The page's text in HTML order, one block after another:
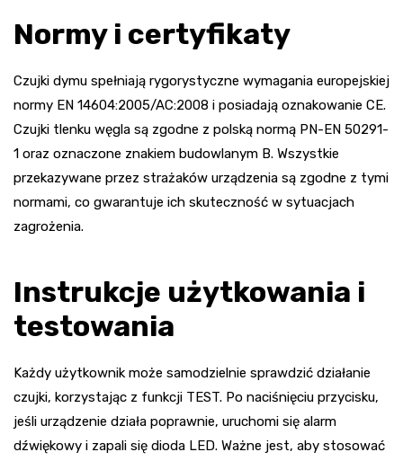
Normy i certyfikaty
Czujki dymu spełniają rygorystyczne wymagania europejskiej
normy EN 14604:2005/AC:2008 i posiadają oznakowanie CE.
Czujki tlenku węgla są zgodne z polską normą PN-EN 50291-
1 oraz oznaczone znakiem budowlanym B. Wszystkie
przekazywane przez strażaków urządzenia są zgodne z tymi
normami, co gwarantuje ich skuteczność w sytuacjach
zagrożenia.
Instrukcje użytkowania i
testowania
Każdy użytkownik może samodzielnie sprawdzić działanie
czujki, korzystając z funkcji TEST. Po naciśnięciu przycisku,
jeśli urządzenie działa poprawnie, uruchomi się alarm
dźwiękowy i zapali się dioda LED. Ważne jest, aby stosować